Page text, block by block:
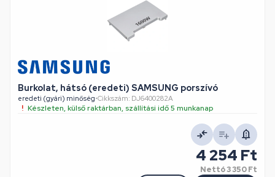
Burkolat, hátsó (eredeti) SAMSUNG porszívó
eredeti (gyári) minőség•Cikkszám: DJ6400282A
Készleten, külső raktárban, szállítási idő 5 munkanap
4 254 Ft
Nettó3 350 Ft